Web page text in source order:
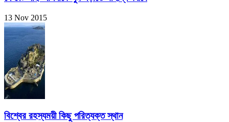
13 Nov 2015
বিশ্বের রহস্যময়ী কিছু পরিত্যক্ত স্থান